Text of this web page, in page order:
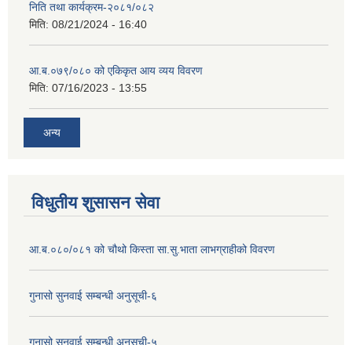
निति तथा कार्यक्रम-२०८१/०८२
मिति: 08/21/2024 - 16:40
आ.ब.०७९/०८० को एकिकृत आय व्यय विवरण
मिति: 07/16/2023 - 13:55
अन्य
विधुतीय शुसासन सेवा
आ.ब.०८०/०८१ को चौथो किस्ता सा.सु.भाता लाभग्राहीको विवरण
गुनासो सुनवाई सम्बन्धी अनुसूची-६
गुनासो सुनवाई सम्बन्धी अनुसूची-५